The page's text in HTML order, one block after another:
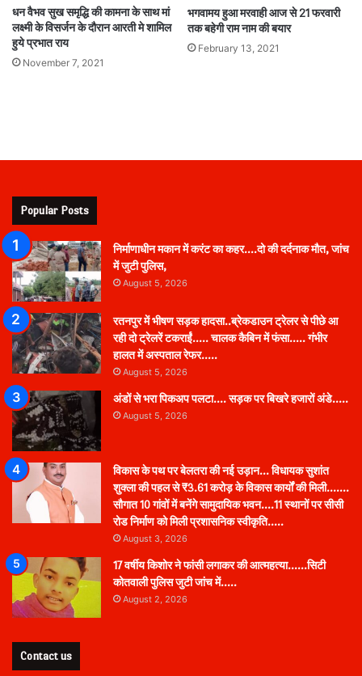
धन वैभव सुख समृद्धि की कामना के साथ मां
लक्ष्मी के विसर्जन के दौरान आरती मे शामिल
हुये प्रभात राय
November 7, 2021
भगवामय हुआ मरवाही आज से 21 फरवारी
तक बहेगी राम नाम की बयार
February 13, 2021
Popular Posts
निर्माणाधीन मकान में करंट का कहर….दो की दर्दनाक मौत, जांच
में जुटी पुलिस,
August 5, 2026
रतनपुर में भीषण सड़क हादसा..ब्रेकडाउन ट्रेलर से पीछे आ
रही दो ट्रेलरें टकराईं….. चालक कैबिन में फंसा….. गंभीर
हालत में अस्पताल रेफर…..
August 5, 2026
अंडों से भरा पिकअप पलटा…. सड़क पर बिखरे हजारों अंडे…..
August 5, 2026
विकास के पथ पर बेलतरा की नई उड़ान… विधायक सुशांत
शुक्ला की पहल से ₹3.61 करोड़ के विकास कार्यों की मिली…….
सौगात 10 गांवों में बनेंगे सामुदायिक भवन….11 स्थानों पर सीसी
रोड निर्माण को मिली प्रशासनिक स्वीकृति…..
August 3, 2026
17 वर्षीय किशोर ने फांसी लगाकर की आत्महत्या……सिटी
कोतवाली पुलिस जुटी जांच में…..
August 2, 2026
Contact us